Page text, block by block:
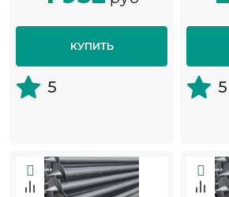
КУПИТЬ
5 5